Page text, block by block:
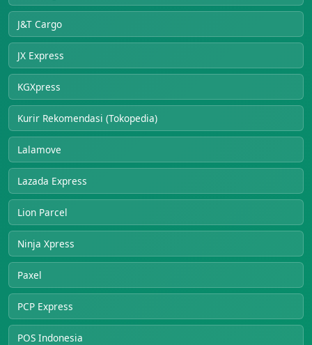
J&T Cargo
JX Express
KGXpress
Kurir Rekomendasi (Tokopedia)
Lalamove
Lazada Express
Lion Parcel
Ninja Xpress
Paxel
PCP Express
POS Indonesia